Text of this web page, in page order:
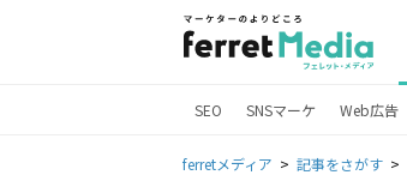
SEO SNSマーケ Web広告
ferretメディア 記事をさがす